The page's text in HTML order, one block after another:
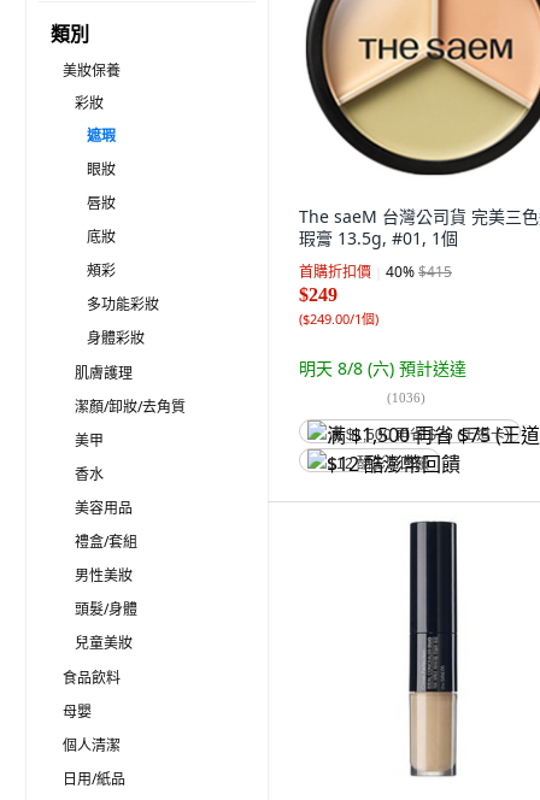
類別
美妝保養
彩妝
遮瑕
眼妝
唇妝
底妝
頰彩
多功能彩妝
身體彩妝
肌膚護理
潔顏/卸妝/去角質
美甲
香水
美容用品
禮盒/套組
男性美妝
頭髮/身體
兒童美妝
食品飲料
母嬰
個人清潔
日用/紙品
The saeM 台灣公司貨 完美三
瑕膏 13.5g, #01, 1個
首購折扣價 40%$415
$249
($249.00/1個)
明天 8/8 (六) 預計送達
(1036)
满 $1,500 再省 $75 (王道卡)
$12 酷澎幣回饋